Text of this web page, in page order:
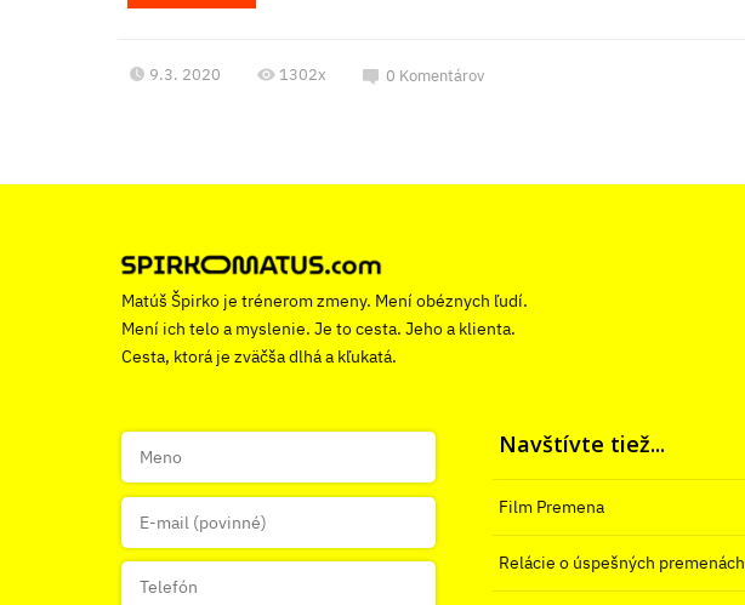
9.3. 2020 1302x 0 Komentárov
Matúš Špirko je trénerom zmeny. Mení obéznych ľudí.
Mení ich telo a myslenie. Je to cesta. Jeho a klienta.
Cesta, ktorá je zväčša dlhá a kľukatá.
Navštívte tiež...
Film Premena
Relácie o úspešných premenách